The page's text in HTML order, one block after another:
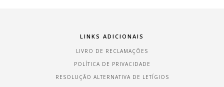
LINKS ADICIONAIS
LIVRO DE RECLAMAÇÕES
POLÍTICA DE PRIVACIDADE
RESOLUÇÃO ALTERNATIVA DE LETÍGIOS